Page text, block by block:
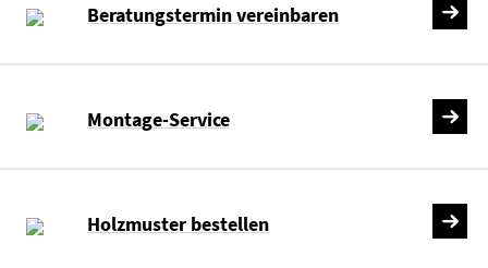
Beratungstermin vereinbaren
Montage-Service
Holzmuster bestellen